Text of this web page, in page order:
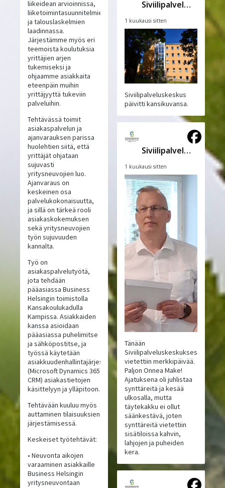
liikeidean arvioinnissa,
liiketoimintasuunnitelmien
ja talouslaskelmien
laadinnassa.
Järjestämme myös eri
teemoista koulutuksia
yrittäjien arjen
tukemiseksi ja
ohjaamme asiakkaita
eteenpäin muihin
yrittäjyyttä tukeviin
palveluihin.
Tehtävässä toimit
asiakaspalvelun ja
ajanvarauksen parissa
huolehtien siitä, että
yrittäjät ohjataan
sujuvasti
yritysneuvojien luo.
Ajanvaraus on
keskeinen osa
palvelukokonaisuutta,
ja sillä on tärkeä rooli
asiakaskokemuksen
sekä yritysneuvojien
työn sujuvuuden
kannalta.
Työ on
asiakaspalvelutyötä,
jota tehdään
pääasiassa Business
Helsingin toimistolla
Kansakoulukadulla
Kampissa. Asiakkaiden
kanssa asioidaan
pääasiassa puhelimitse
ja sähköpostitse, ja
työssä käytetään
asiakkuudenhallintajärjestelmää
(Microsoft Dynamics 365
CRM) asiakastietojen
käsittelyyn ja ylläpitoon.
Tehtävään kuuluu myös
auttaminen tilaisuuksien
järjestämisessä.
Keskeiset työtehtävät:
• Neuvonta aikojen
varaaminen asiakkaille
Business Helsingin
yritysneuvontaan
Siviilipalveluskeskus
1 kuukausi sitten
Siviilipalveluskeskus
päivitti kansikuvansa.
Siviilipalveluskeskus
1 kuukausi sitten
Tänään
Siviilipalveluskeskuksessa
vietettiin merkkipäivää.
Paljon Onnea Make!
Ajatuksena oli juhlistaa
synttäreitä ja kesää
ulkosalla, mutta
täytekakku ei ollut
säänkestävä, joten
synttäreitä vietettiin
sisätiloissa kahvin,
lahjojen ja puheiden
kera.